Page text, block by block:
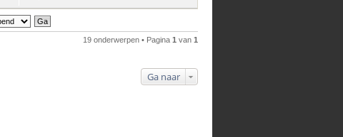
bericht
19 onderwerpen • Pagina 1 van 1
Ga naar